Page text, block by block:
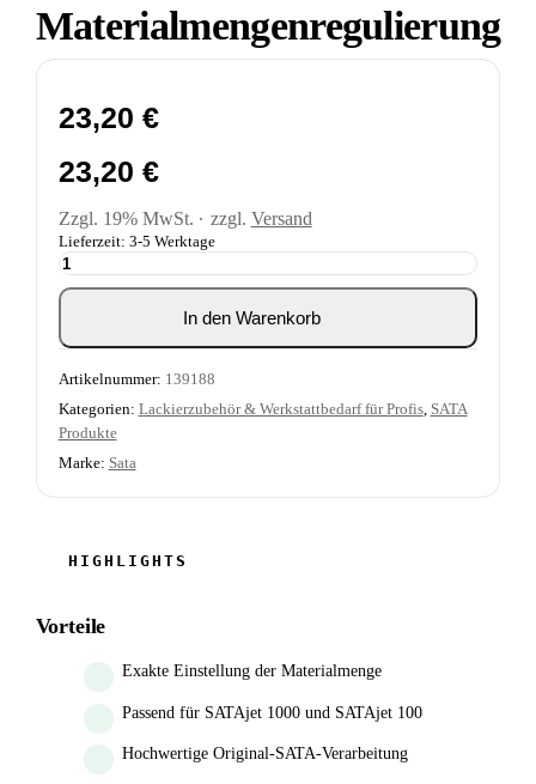
Materialmengenregulierung
23,20 €
23,20 €
Zzgl. 19% MwSt. zzgl. Versand
Lieferzeit: 3-5 Werktage
SATA
Materialmengenregulierung
Menge
In den Warenkorb
Artikelnummer: 139188
Kategorien: Lackierzubehör & Werkstattbedarf für Profis, SATA
Produkte
Marke: Sata
Vorteile
Exakte Einstellung der Materialmenge
Passend für SATAjet 1000 und SATAjet 100
Hochwertige Original-SATA-Verarbeitung